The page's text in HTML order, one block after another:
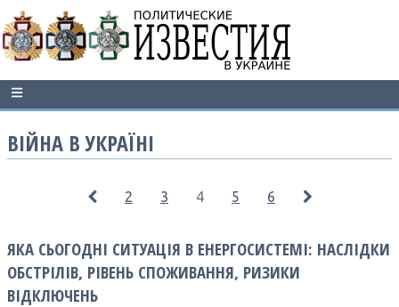
ВІЙНА В УКРАЇНІ
2 3 4 5 6
ЯКА СЬОГОДНІ СИТУАЦІЯ В ЕНЕРГОСИСТЕМІ: НАСЛІДКИ
ОБСТРІЛІВ, РІВЕНЬ СПОЖИВАННЯ, РИЗИКИ
ВІДКЛЮЧЕНЬ